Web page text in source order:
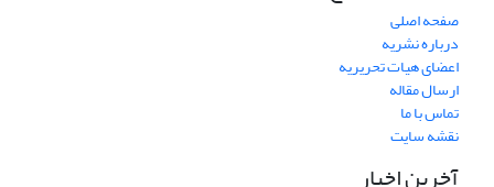
صفحه اصلی
درباره نشریه
اعضای هیات تحریریه
ارسال مقاله
تماس با ما
نقشه سایت
آخرین اخبار